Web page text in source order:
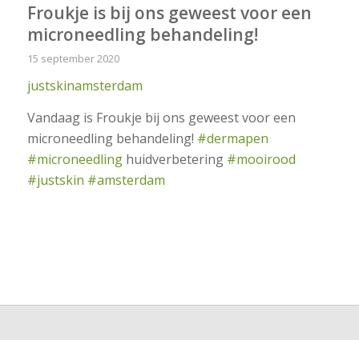
Froukje is bij ons geweest voor een
microneedling behandeling!
15 september 2020
justskinamsterdam
Vandaag is Froukje bij ons geweest voor een
microneedling behandeling! #dermapen
#microneedlinghuidverbetering #mooirood
#justskin #amsterdam